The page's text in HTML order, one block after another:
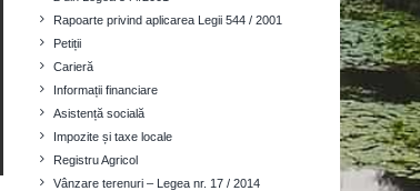
Rapoarte privind aplicarea Legii 544 / 2001
Petiții
Carieră
Informații financiare
Asistență socială
Impozite și taxe locale
Registru Agricol
Vânzare terenuri – Legea nr. 17 / 2014